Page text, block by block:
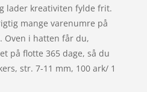
lader kreativiten fylde frit.
mange varenumre på
Oven i hatten får du,
på flotte 365 dage, så du
str. 7-11 mm, 100 ark/ 1